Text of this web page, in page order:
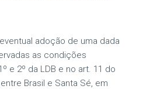
adoção de uma dada
as condições
e 2º da LDB e no art. 11 do
Brasil e Santa Sé, em